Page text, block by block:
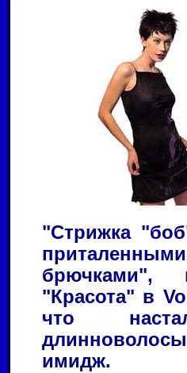
"Стрижка
брючками",
"Красота" в
что
имидж.